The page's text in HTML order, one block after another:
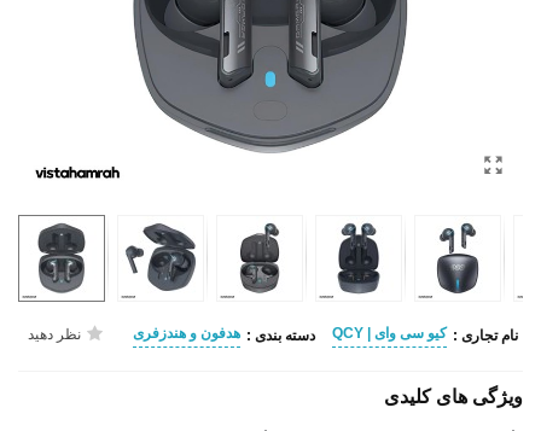
نام تجاری : کیو سی وای | QCY دسته بندی : هدفون و هندزفری نظر دهید
ویژگی های کلیدی